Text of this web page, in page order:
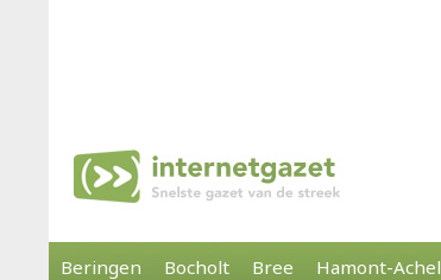
Beringen Bocholt Bree Hamont-Achel